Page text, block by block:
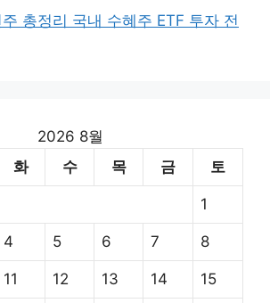
총정리 국내 수혜주 ETF 투자 전
2026 8월
화 수 목 금 토
1
4 5 6 7 8
11 12 13 14 15